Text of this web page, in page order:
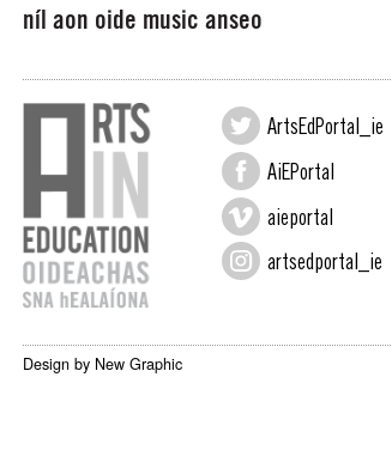
níl aon oide music anseo
ArtsEdPortal_ie
AiEPortal
aieportal
artsedportal_ie
Design by New Graphic